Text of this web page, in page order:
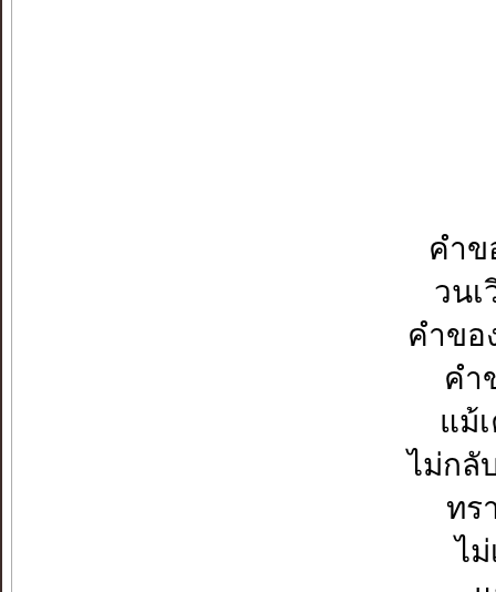
คำข
วน
คำขอ
คำ
แม้เ
ไม่กลั
ทร
ไ